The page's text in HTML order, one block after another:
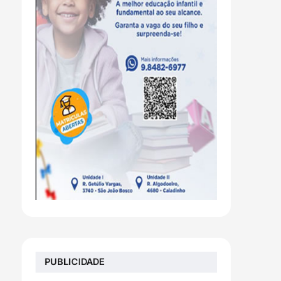
PUBLICIDADE